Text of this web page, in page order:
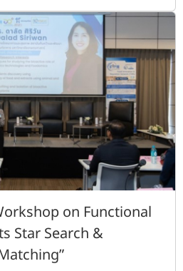
on Functional
Star Search &